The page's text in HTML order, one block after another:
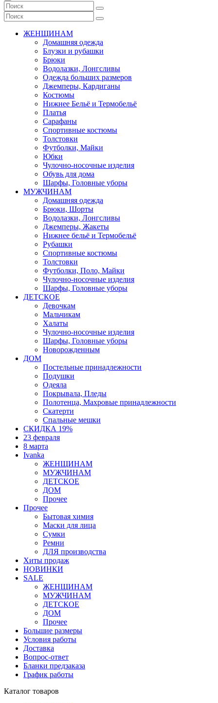
ЖЕНЩИНАМ
Домашняя одежда
Блузки и рубашки
Брюки
Водолазки, Лонгсливы
Одежда больших размеров
Джемперы, Кардиганы
Костюмы
Нижнее Бельё и Термобельё
Платья
Сарафаны
Спортивные костюмы
Толстовки
Футболки, Майки
Юбки
Чулочно-носочные изделия
Обувь для дома
Шарфы, Головные уборы
МУЖЧИНАМ
Домашняя одежда
Брюки, Шорты
Водолазки, Лонгсливы
Джемперы, Жакеты
Нижнее бельё и Термобельё
Рубашки
Спортивные костюмы
Толстовки
Футболки, Поло, Майки
Чулочно-носочные изделия
Шарфы, Головные уборы
ДЕТСКОЕ
Девочкам
Мальчикам
Халаты
Чулочно-носочные изделия
Шарфы, Головные уборы
Новорожденным
ДОМ
Постельные принадлежности
Подушки
Одеяла
Покрывала, Пледы
Полотенца, Махровые принадлежности
Скатерти
Спальные мешки
СКИДКА 19%
23 февраля
8 марта
Ivanka
ЖЕНЩИНАМ
МУЖЧИНАМ
ДЕТСКОЕ
ДОМ
Прочее
Прочее
Бытовая химия
Маски для лица
Сумки
Ремни
ДЛЯ производства
Хиты продаж
НОВИНКИ
SALE
ЖЕНЩИНАМ
МУЖЧИНАМ
ДЕТСКОЕ
ДОМ
Прочее
Большие размеры
Условия работы
Доставка
Вопрос-ответ
Бланки предзаказа
График работы
Каталог товаров